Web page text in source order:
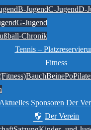
B-JugendC-JugendD-
G-Jugend
Chronik
Tennis –
Fitness
BauchBeinePo
Aktuelles Sponsoren Der
Der Verein